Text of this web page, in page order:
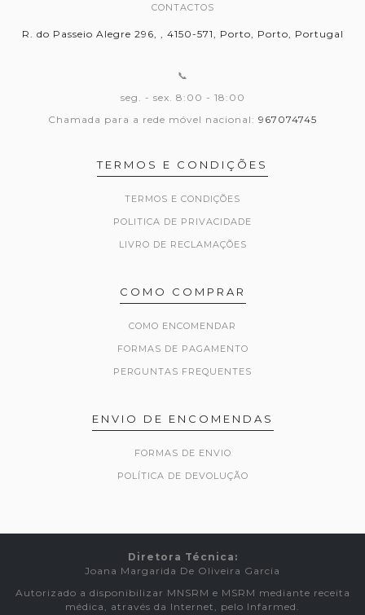
CONTACTOS
R. do Passeio Alegre 296, , 4150-571, Porto, Porto, Portugal
📞
seg. - sex. 8:00 - 18:00
Chamada para a rede móvel nacional: 967074745
TERMOS E CONDIÇÕES
TERMOS E CONDIÇÕES
POLITICA DE PRIVACIDADE
LIVRO DE RECLAMAÇÕES
COMO COMPRAR
COMO ENCOMENDAR
FORMAS DE PAGAMENTO
PERGUNTAS FREQUENTES
ENVIO DE ENCOMENDAS
FORMAS DE ENVIO
POLÍTICA DE DEVOLUÇÃO
Diretora Técnica:
Joana Margarida De Oliveira Garcia
Autorizado a disponibilizar MNSRM e MSRM mediante receita
médica, através da Internet, pelo Infarmed.